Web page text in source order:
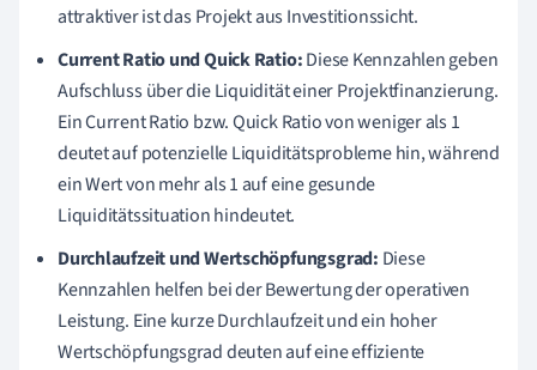
attraktiver ist das Projekt aus Investitionssicht.
Current Ratio und Quick Ratio:Diese Kennzahlen geben
Aufschluss über die Liquidität einer Projektfinanzierung.
Ein Current Ratio bzw. Quick Ratio von weniger als 1
deutet auf potenzielle Liquiditätsprobleme hin, während
ein Wert von mehr als 1 auf eine gesunde
Liquiditätssituation hindeutet.
Durchlaufzeit und Wertschöpfungsgrad: Diese
Kennzahlen helfen bei der Bewertung der operativen
Leistung. Eine kurze Durchlaufzeit und ein hoher
Wertschöpfungsgrad deuten auf eine effiziente